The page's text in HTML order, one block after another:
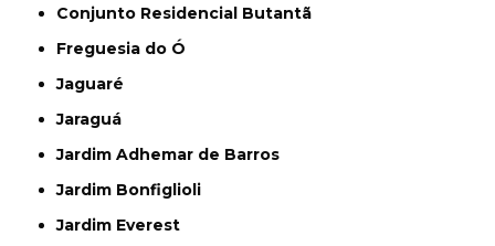
Conjunto Residencial Butantã
Freguesia do Ó
Jaguaré
Jaraguá
Jardim Adhemar de Barros
Jardim Bonfiglioli
Jardim Everest